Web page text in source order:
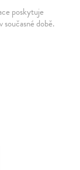
poskytuje
době.